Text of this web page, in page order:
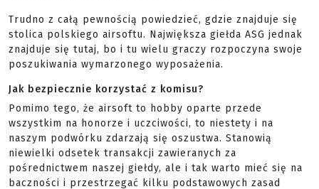
Trudno z całą pewnością powiedzieć, gdzie znajduje się
stolica polskiego airsoftu. Największa giełda ASG jednak
znajduje się tutaj, bo i tu wielu graczy rozpoczyna swoje
poszukiwania wymarzonego wyposażenia.
Jak bezpiecznie korzystać z komisu?
Pomimo tego, że airsoft to hobby oparte przede
wszystkim na honorze i uczciwości, to niestety i na
naszym podwórku zdarzają się oszustwa. Stanowią
niewielki odsetek transakcji zawieranych za
pośrednictwem naszej giełdy, ale i tak warto mieć się na
baczności i przestrzegać kilku podstawowych zasad